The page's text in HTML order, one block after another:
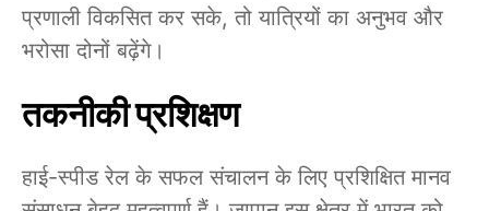
प्रणाली विकसित कर सके, तो यात्रियों का अनुभव और
भरोसा दोनों बढ़ेंगे।
तकनीकी प्रशिक्षण
हाई-स्पीड रेल के सफल संचालन के लिए प्रशिक्षित मानव